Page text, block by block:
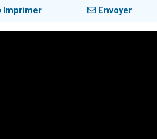
Imprimer Envoyer